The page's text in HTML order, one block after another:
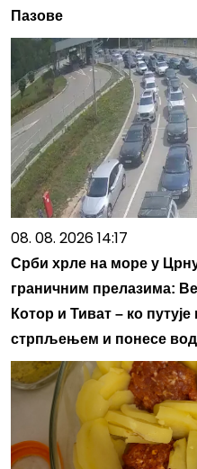
Пазове
08. 08. 2026 14:17
Срби хрле на море у
граничним прелазима:
Котор и Тиват – ко
стрпљењем и понесе